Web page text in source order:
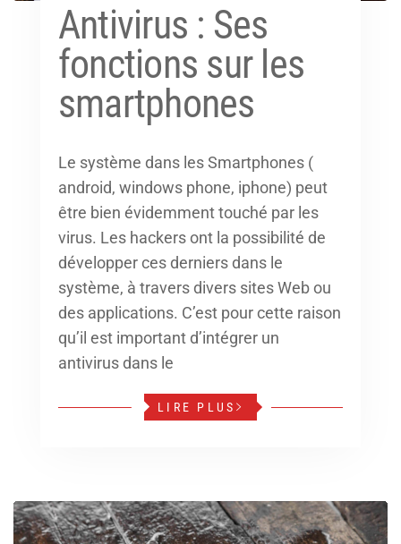
Antivirus : Ses
fonctions sur les
smartphones
Le système dans les Smartphones (
android, windows phone, iphone) peut
être bien évidemment touché par les
virus. Les hackers ont la possibilité de
développer ces derniers dans le
système, à travers divers sites Web ou
des applications. C’est pour cette raison
qu’il est important d’intégrer un
antivirus dans le
LIRE PLUS